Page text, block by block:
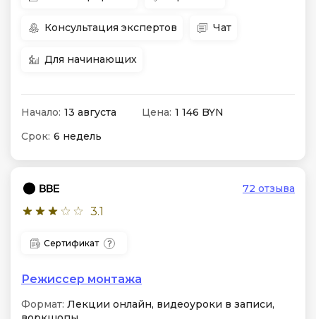
Консультация экспертов Чат
Для начинающих
Начало: 13 августа Цена: 1 146 BYN
Срок: 6 недель
3.1
72 отзыва
Сертификат
Режиссер монтажа
Формат: Лекции онлайн, видеоуроки в записи,